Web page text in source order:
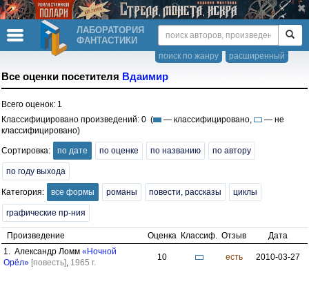
ЛАБОРАТОРИЯ
ФАНТАСТИКИ
расширенный
поиск по жанру
Все оценки посетителя Вдаимир
Всего оценок: 1
Классифицировано произведений: 0 (
— классифицировано,
— не
классифицировано)
Сортировка: по дате по оценке по названию по автору
по году выхода
Категория: все формы романы повести, рассказы циклы
графические пр-ния
Произведение Оценка Классиф. Отзыв
Дата
1. Александр Ломм «Ночной
Орёл» [повесть], 1965 г.
10 есть 2010-03-27